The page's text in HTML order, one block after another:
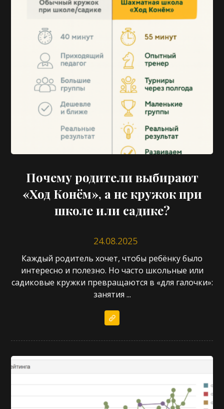
Почему родители выбирают
«Ход Конём», а не кружок при
школе или садике?
24.08.2025
Каждый родитель хочет, чтобы ребёнку было
интересно и полезно. Но часто школьные или
садиковые кружки превращаются в «для галочки»:
занятия ...